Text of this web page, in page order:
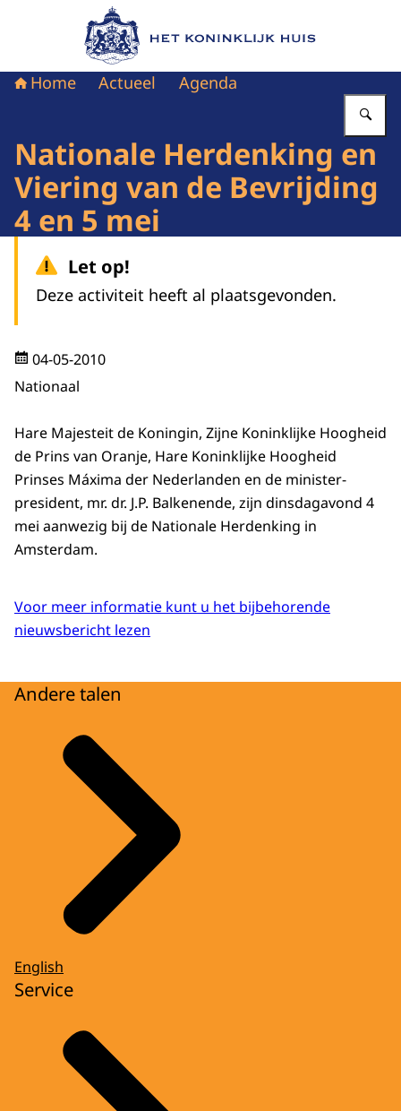
Naar de homepage van Het Koninklijk Huis
Home Actueel Agenda
Nationale Herdenking en
Viering van de Bevrijding
4 en 5 mei
Let op!
Deze activiteit heeft al plaatsgevonden.
04-05-2010
Nationaal
Hare Majesteit de Koningin, Zijne Koninklijke Hoogheid
de Prins van Oranje, Hare Koninklijke Hoogheid
Prinses Máxima der Nederlanden en de minister-
president, mr. dr. J.P. Balkenende, zijn dinsdagavond 4
mei aanwezig bij de Nationale Herdenking in
Amsterdam.
Voor meer informatie kunt u het bijbehorende
nieuwsbericht lezen
Andere talen
English
Service